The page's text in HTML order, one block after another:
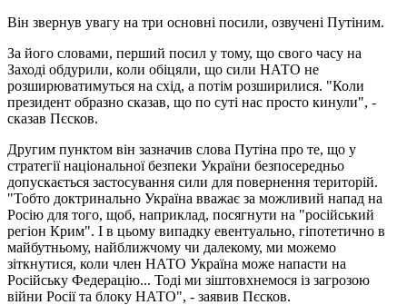
Він звернув увагу на три основні посили, озвучені Путіним.
За його словами, перший посил у тому, що свого часу на
Заході обдурили, коли обіцяли, що сили НАТО не
розширюватимуться на схід, а потім розширилися. "Коли
президент образно сказав, що по суті нас просто кинули", -
сказав Пєсков.
Другим пунктом він зазначив слова Путіна про те, що у
стратегії національної безпеки України безпосередньо
допускається застосування сили для повернення територій.
"Тобто доктринально Україна вважає за можливий напад на
Росію для того, щоб, наприклад, посягнути на "російський
регіон Крим". І в цьому випадку евентуально, гіпотетично в
майбутньому, найближчому чи далекому, ми можемо
зіткнутися, коли член НАТО Україна може напасти на
Російську Федерацію... Тоді ми зіштовхнемося із загрозою
війни Росії та блоку НАТО", - заявив Пєсков.